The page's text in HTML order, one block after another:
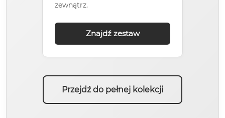
zewnątrz.
Znajdź zestaw
Przejdź do pełnej kolekcji